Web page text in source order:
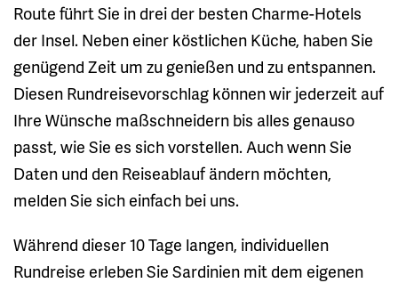
Route führt Sie in drei der besten Charme-Hotels
der Insel. Neben einer köstlichen Küche, haben Sie
genügend Zeit um zu genießen und zu entspannen.
Diesen Rundreisevorschlag können wir jederzeit auf
Ihre Wünsche maßschneidern bis alles genauso
passt, wie Sie es sich vorstellen. Auch wenn Sie
Daten und den Reiseablauf ändern möchten,
melden Sie sich einfach bei uns.
Während dieser 10 Tage langen, individuellen
Rundreise erleben Sie Sardinien mit dem eigenen